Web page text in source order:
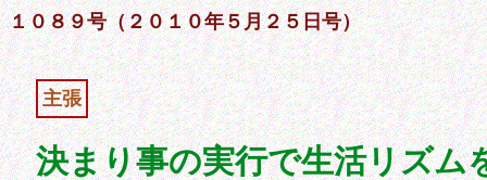
１０８９号（２０１０年５月２５日号）
主張
決まり事の実行で生活リズム